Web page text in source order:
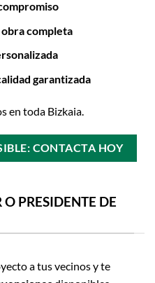
completa
garantizada
en toda Bizkaia.
CONTACTA HOY
PRESIDENTE DE
a tus vecinos y te